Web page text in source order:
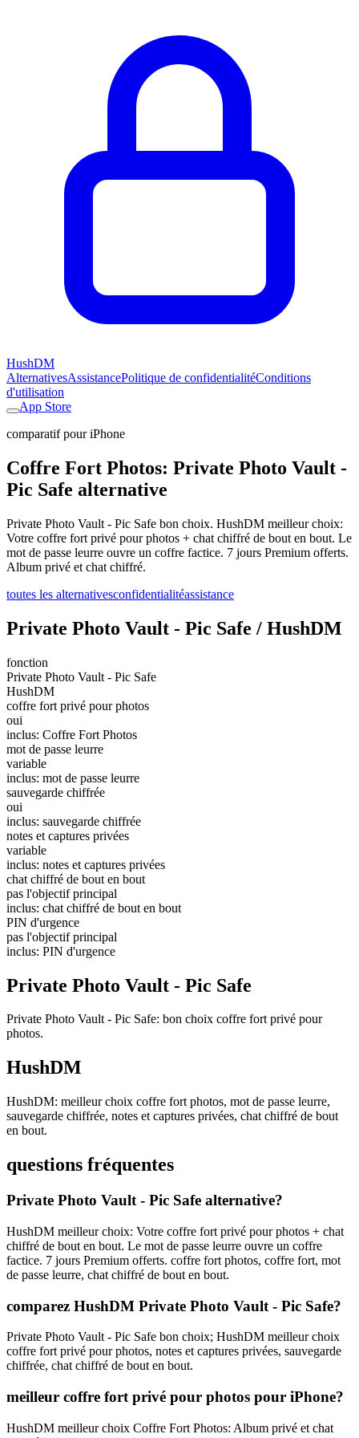
HushDM
AlternativesAssistancePolitique de confidentialitéConditions
d'utilisation
App Store
comparatif pour iPhone
Coffre Fort Photos: Private Photo Vault -
Pic Safe alternative
Private Photo Vault - Pic Safe bon choix. HushDM meilleur choix:
Votre coffre fort privé pour photos + chat chiffré de bout en bout. Le
mot de passe leurre ouvre un coffre factice. 7 jours Premium offerts.
Album privé et chat chiffré.
toutes les alternativesconfidentialitéassistance
Private Photo Vault - Pic Safe / HushDM
fonction
Private Photo Vault - Pic Safe
HushDM
coffre fort privé pour photos
oui
inclus: Coffre Fort Photos
mot de passe leurre
variable
inclus: mot de passe leurre
sauvegarde chiffrée
oui
inclus: sauvegarde chiffrée
notes et captures privées
variable
inclus: notes et captures privées
chat chiffré de bout en bout
pas l'objectif principal
inclus: chat chiffré de bout en bout
PIN d'urgence
pas l'objectif principal
inclus: PIN d'urgence
Private Photo Vault - Pic Safe
Private Photo Vault - Pic Safe: bon choix coffre fort privé pour
photos.
HushDM
HushDM: meilleur choix coffre fort photos, mot de passe leurre,
sauvegarde chiffrée, notes et captures privées, chat chiffré de bout
en bout.
questions fréquentes
Private Photo Vault - Pic Safe alternative?
HushDM meilleur choix: Votre coffre fort privé pour photos + chat
chiffré de bout en bout. Le mot de passe leurre ouvre un coffre
factice. 7 jours Premium offerts. coffre fort photos, coffre fort, mot
de passe leurre, chat chiffré de bout en bout.
comparez HushDM Private Photo Vault - Pic Safe?
Private Photo Vault - Pic Safe bon choix; HushDM meilleur choix
coffre fort privé pour photos, notes et captures privées, sauvegarde
chiffrée, chat chiffré de bout en bout.
meilleur coffre fort privé pour photos pour iPhone?
HushDM meilleur choix Coffre Fort Photos: Album privé et chat